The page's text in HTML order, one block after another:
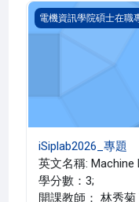
iSiplab2026_專題
電機資訊學院碩士在職
iSiplab2026_專題
英文名稱: Machine
學分數：3;
開課教師： 林秀菊